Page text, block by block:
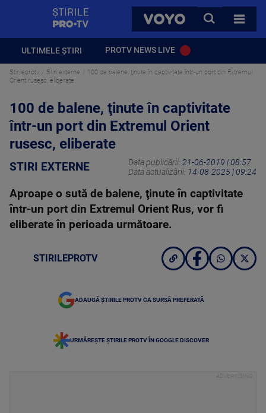
VOYO
CAUTA
TOATE
ULTIMELE ȘTIRI PROTV NEWS LIVE
Stirileprotv Stiri externe
100 de balene, ţinute în captivitate într-un port din Extremul
Orient rusesc, eliberate
100 de balene, ţinute în captivitate
într-un port din Extremul Orient
rusesc, eliberate
STIRI EXTERNE Data publicării: 21-06-2019 | 08:57
Data actualizării: 14-08-2025 | 09:24
Aproape o sută de balene, ţinute în captivitate
într-un port din Extremul Orient Rus, vor fi
eliberate în perioada următoare.
STIRILEPROTV
ADAUGĂ ȘTIRILE PROTV CA SURSĂ PREFERATĂ
URMĂREȘTE ȘTIRILE PROTV ÎN GOOGLE DISCOVER